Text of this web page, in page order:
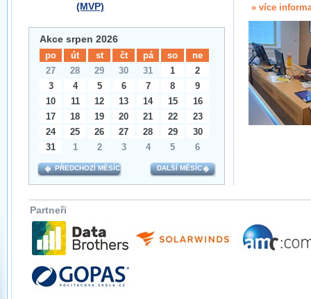
(MVP)
Akce srpen 2026
po út st čt pá so
ne
27
28 29 30 31 1
2
3
4 5 6 7 8
9
10
11 12 13 14 15
16
17
18 19 20 21 22
23
24
25 26 27 28 29
30
31
1 2 3 4 5 6
PŘEDCHOZÍ MĚSÍC DALŠÍ MĚSÍC
» více
Partneři